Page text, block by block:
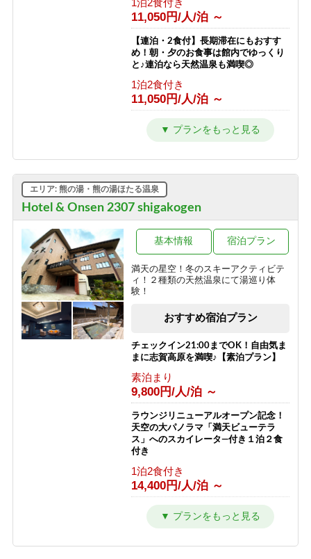
【南館】【朝食付】連泊プラン / 焼額
山スキー場が目の前！小学生までリフ
ト券無料♪
朝食のみ
【南館】【夕朝食付】連泊プラン / 焼
額山スキー場が目の前！小学生までリ
フト券無料♪
16,792円/人/泊 ～
【西館】【室料】バリューレート / 焼
額山スキー場が目の前！小学生までリ
フト券無料♪
8,166円/人/泊 ～
【西館】【朝食付】バリューレート /
焼額山スキー場が目の前！小学生まで
リフト券無料♪
11,466円/人/泊 ～
【西館】【夕朝食付】バリューレート/
焼額山スキー場が目の前！小学生まで
1泊2食付き
17,866円/人/泊 ～
【西館】【室料】連泊プラン / 焼額山
スキー場が目の前！小学生までリフト
券無料♪
素泊まり
7,145円/人/泊 ～
【西館】【朝食付】連泊プラン / 焼額
山スキー場が目の前！小学生までリフ
イル参加者限定プラン！お食事はオプ
ションで選択可能！
素泊まり
8,500円/人/泊 ～
11,050円/人/泊 ～
【連泊・2食付】長期滞在にもおすす
め！朝・夕のお食事は館内でゆっくり
と♪連泊なら天然温泉も満喫◎
1泊2食付き
11,050円/人/泊 ～
【2食付】お食事はゆっくり館内でお
楽しみ頂けるスタンダード2食！北ア
12,050円/人/泊 ～
【夕食付】早朝に出発される方はこち
ら！北アルプスを望む露天風呂付き♪
夕食のみ・朝食無しプラン！
夕食のみ
9,050円/人/泊 ～
【朝食付】ご到着が遅いご予約にもお
すすめ！北アルプスを望む露天風呂付
8,050円/人/泊 ～
給湯、その他サービスなしの割り切り
プラン◎
素泊まり
4,000円/人/泊 ～
【2食付・連泊プラン】5泊以上のご宿
む露天風呂付温泉宿
1泊2食付き
10,000円/人/泊 ～
Hotel & Onsen 2307 shigakogen
エリア: 熊の湯・熊の湯ほたる温泉
満天の星空！冬のスキーアクティビテ
ィ！２種類の天然温泉にて湯巡り体
験！
基本情報 宿泊プラン
おすすめ宿泊プラン
チェックイン21:00までOK！自由気ま
まに志賀高原を満喫♪【素泊プラン】
素泊まり
9,800円/人/泊 ～
ラウンジリニューアルオープン記念！
天空の大パノラマ「満天ビューテラ
ス」へのスカイレータ―付き１泊２食
付き
1泊2食付き
14,400円/人/泊 ～
カラオケ＆BARオープン記念！ Bar
での１ドリンク付き１泊２食プラン